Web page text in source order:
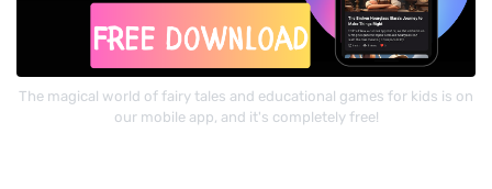
The magical world of fairy tales and educational games for kids is on
our mobile app, and it's completely free!